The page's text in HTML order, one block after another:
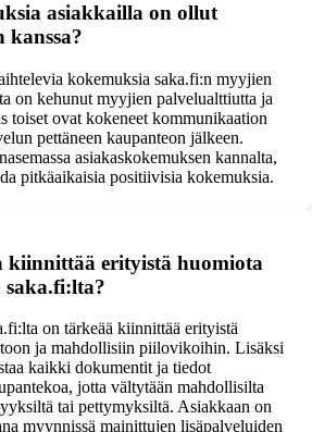
asiakkailla on ollut
kanssa?
kokemuksia saka.fi:n myyjien
on kehunut myyjien palvelualttiutta ja
toiset ovat kokeneet kommunikaation
pettäneen kaupanteon jälkeen.
asiakaskokemuksen kannalta,
pitkäaikaisia positiivisia kokemuksia.
erityistä huomiota
saka.fi:lta?
on tärkeää kiinnittää erityistä
ja mahdollisiin piilovikoihin. Lisäksi
kaikki dokumentit ja tiedot
jotta vältytään mahdollisilta
tai pettymyksiltä. Asiakkaan on
myynnissä mainittujen lisäpalveluiden